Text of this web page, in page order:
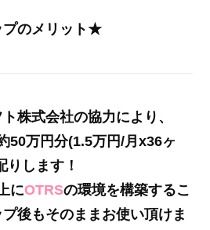
のメリット★
株式会社の協力により、
50万円分(1.5万円/月x36ヶ
りします！
にOTRSの環境を構築するこ
後もそのままお使い頂けま